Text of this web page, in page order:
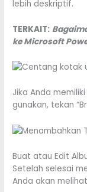
lebih deskriptif.
TERKAIT:
ke Microsoft
Jika Anda
gunakan, tekan
Buat atau Edit
Setelah selesai
Anda akan